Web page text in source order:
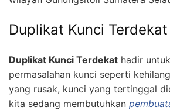
Duplikat Kunci
Duplikat Kunci Terdekat hadir
permasalahan kunci seperti
yang rusak, kunci yang tertinggal
kita sedang membutuhkan